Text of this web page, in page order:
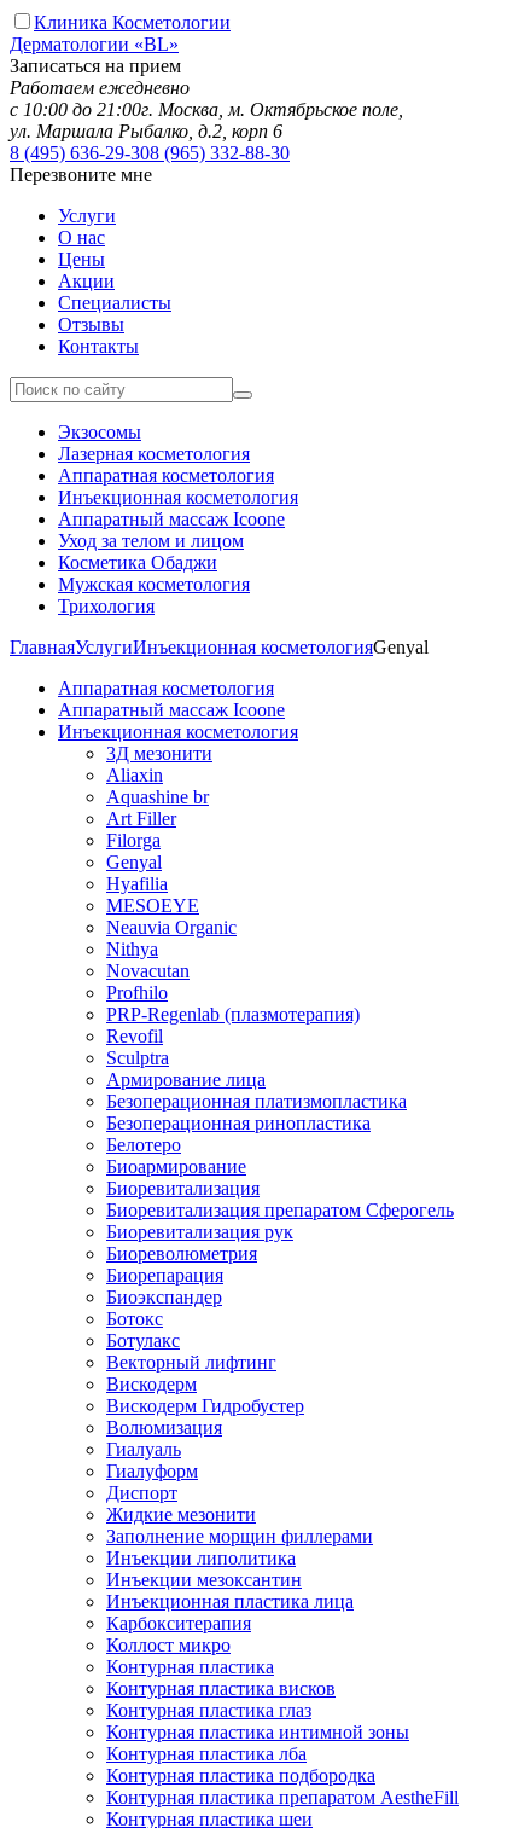
Клиника Косметологии
Дерматологии «BL»
Записаться на прием
Работаем ежедневно
с 10:00 до 21:00г. Москва, м. Октябрьское поле,
ул. Маршала Рыбалко, д.2, корп 6
8 (495) 636-29-308 (965) 332-88-30
Перезвоните мне
Услуги
О нас
Цены
Акции
Специалисты
Отзывы
Контакты
Экзосомы
Лазерная косметология
Аппаратная косметология
Инъекционная косметология
Аппаратный массаж Icoone
Уход за телом и лицом
Косметика Обаджи
Мужская косметология
Трихология
ГлавнаяУслугиИнъекционная косметологияGenyal
Аппаратная косметология
Аппаратный массаж Icoone
Инъекционная косметология
3Д мезонити
Aliaxin
Aquashine br
Art Filler
Filorga
Genyal
Hyafilia
MESOEYE
Neauvia Organic
Nithya
Novacutan
Profhilo
PRP-Regenlab (плазмотерапия)
Revofil
Sculptra
Армирование лица
Безоперационная платизмопластика
Безоперационная ринопластика
Белотеро
Биоармирование
Биоревитализация
Биоревитализация препаратом Сферогель
Биоревитализация рук
Биореволюметрия
Биорепарация
Биоэкспандер
Ботокс
Ботулакс
Векторный лифтинг
Вискодерм
Вискодерм Гидробустер
Волюмизация
Гиалуаль
Гиалуформ
Диспорт
Жидкие мезонити
Заполнение морщин филлерами
Инъекции липолитика
Инъекции мезоксантин
Инъекционная пластика лица
Карбокситерапия
Коллост микро
Контурная пластика
Контурная пластика висков
Контурная пластика глаз
Контурная пластика интимной зоны
Контурная пластика лба
Контурная пластика подбородка
Контурная пластика препаратом AestheFill
Контурная пластика шеи